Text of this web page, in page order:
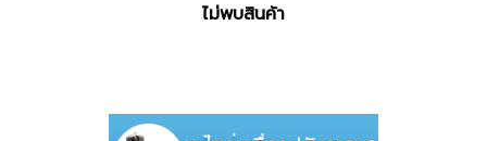
ไม่พบสินค้า